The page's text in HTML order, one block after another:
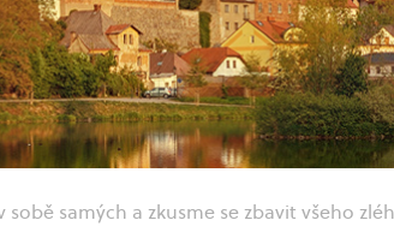
samých a zkusme se zbavit všeho